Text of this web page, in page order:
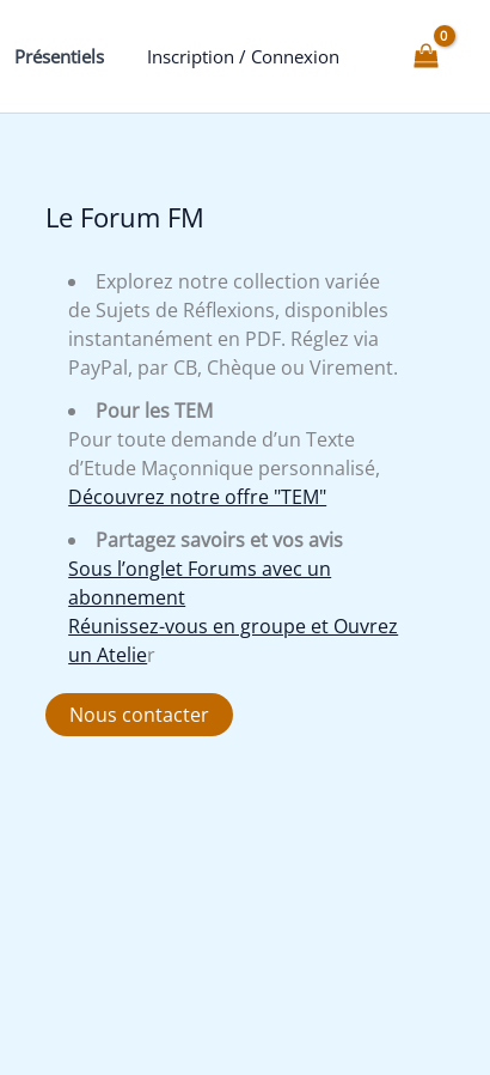
Présentiels Inscription / Connexion
Le Forum FM
Explorez notre collection variée
de Sujets de Réflexions, disponibles
instantanément en PDF. Réglez via
PayPal, par CB, Chèque ou Virement.
Pour les TEM
Pour toute demande d’un Texte
d’Etude Maçonnique personnalisé,
Découvrez notre offre "TEM"
Partagez savoirs et vos avis
Sous l’onglet Forums avec un
abonnement
Réunissez-vous en groupe et Ouvrez
un Atelier
Nous contacter